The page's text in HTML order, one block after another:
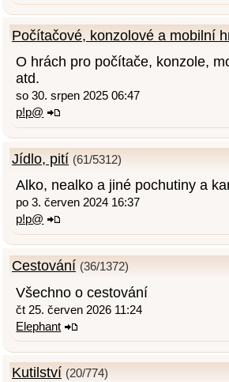
Počítačové, konzolové a mobilní
O hrách pro počítače, konzole,
atd.
so 30. srpen 2025 06:47
p!p@
Jídlo, pití (61/5312)
Alko, nealko a jiné pochutiny a
po 3. červen 2024 16:37
p!p@
Cestování (36/1372)
Všechno o cestování
čt 25. červen 2026 11:24
Elephant
Kutilství (20/774)